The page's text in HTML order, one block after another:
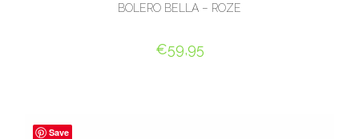
BOLERO BELLA – ROZE
€59,95
Save